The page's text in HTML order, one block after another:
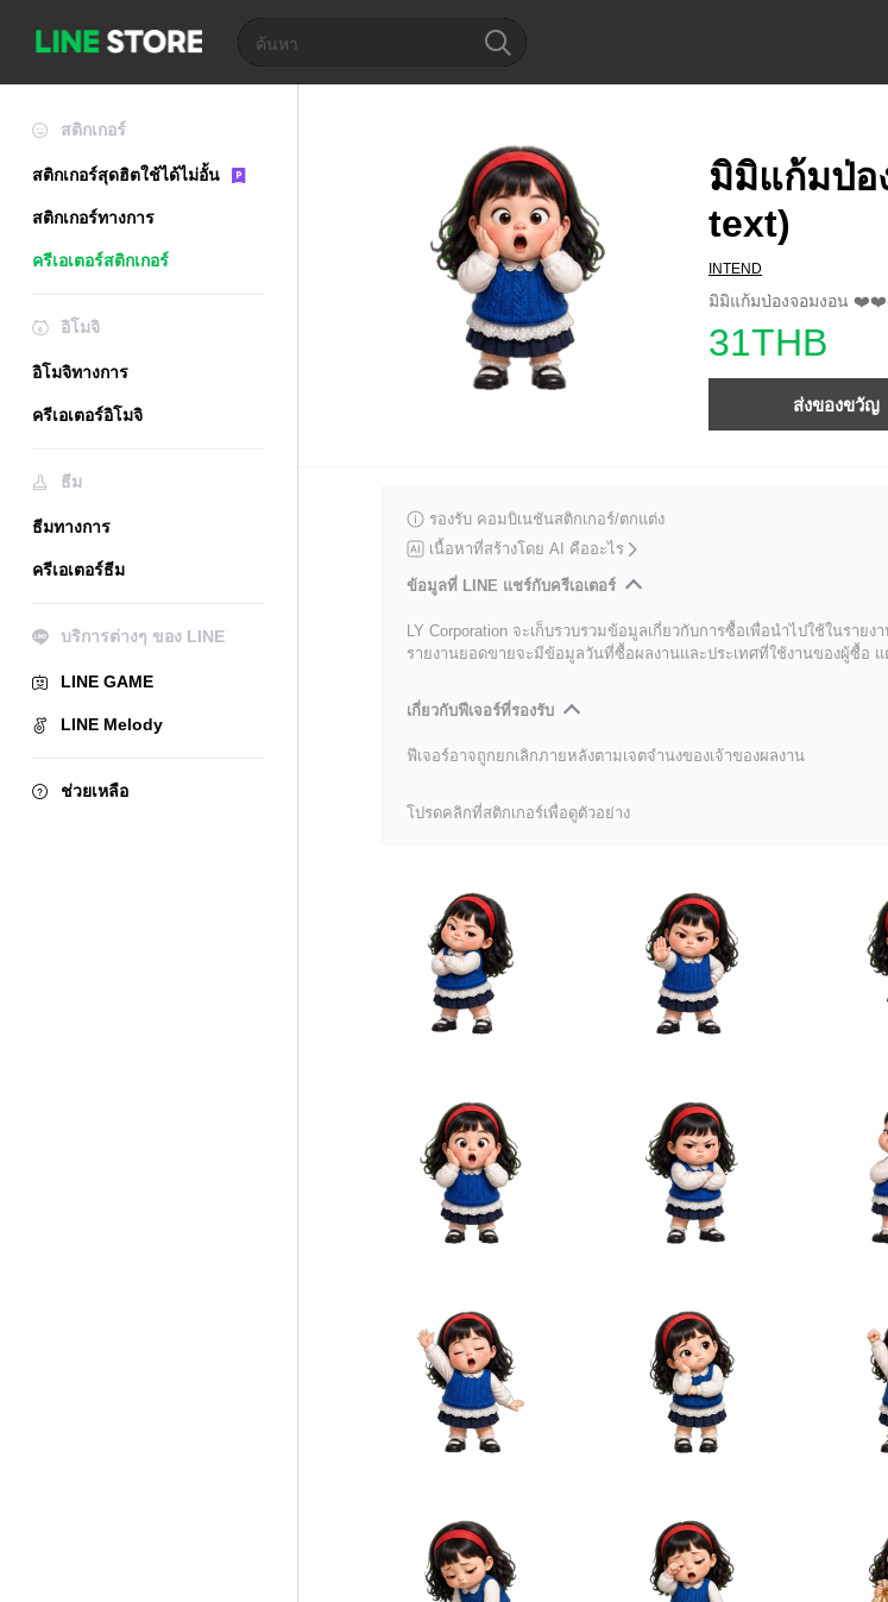
สติกเกอร์
สติกเกอร์สุดฮิตใช้ได้ไม่อั้น
สติกเกอร์ทางการ
ครีเอเตอร์สติกเกอร์
อิโมจิ
อิโมจิทางการ
ครีเอเตอร์อิโมจิ
ธีม
ธีมทางการ
ครีเอเตอร์ธีม
บริการต่างๆ ของ LINE
LINE GAME
LINE Melody
ช่วยเหลือ
มิมิแก้มป่
text)
INTEND
มิมิแก้มป่องจอมงอน
31THB
ส่งของขวัญ
รองรับ คอมบิเนชันสติกเกอร์/ตกแต่ง
เนื้อหาที่สร้างโดย AI คืออะไร
ข้อมูลที่ LINE แชร์กับครีเอเตอร์
LY Corporation จะเก็บรวบรวมข้อมูลเกี่ยวกับการซื้อเพื่อนำไปใช้ในราย
รายงานยอดขายจะมีข้อมูลวันที่ซื้อผลงานและประเทศที่ใช้งานของผู้ซื้อ
เกี่ยวกับฟีเจอร์ที่รองรับ
ฟีเจอร์อาจถูกยกเลิกภายหลังตามเจตจำนงของเจ้าของผลงาน
โปรดคลิกที่สติกเกอร์เพื่อดูตัวอย่าง